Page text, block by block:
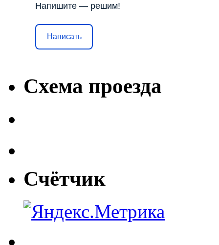
Напишите — решим!
Написать
Схема проезда
Счётчик